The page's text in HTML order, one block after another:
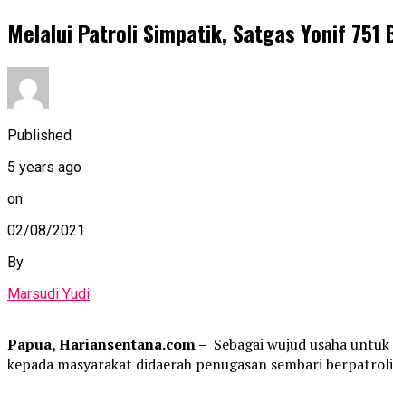
Melalui Patroli Simpatik, Satgas Yonif 751
Published
5 years ago
on
02/08/2021
By
Marsudi Yudi
Papua, Hariansentana.com – Sebagai wujud usaha
kepada masyarakat didaerah penugasan sembari